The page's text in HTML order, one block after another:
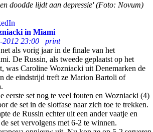
doodde lijdt aan depressie' (Foto: Novum)
in Miami
2012 23:00
print
als vorig jaar in de finale van het
De Russin, als tweede geplaatst op het
was Caroline Wozniacki uit Denemarken de
de eindstrijd treft ze Marion Bartoli of
eerste set nog te veel fouten en Wozniacki (4)
de set in de slotfase naar zich toe te trekken.
de Russin echter uit een ander vaatje en
set vervolgens met 6-2 te winnen.